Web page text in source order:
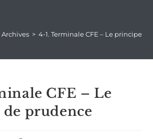
Archives > 4-1. Terminale CFE – Le principe
CFE – Le
prudence